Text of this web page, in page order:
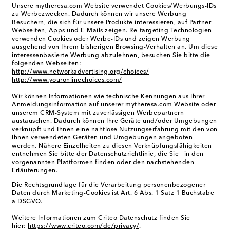
Unsere mytheresa.com Website verwendet Cookies/Werbungs-IDs
zu Werbezwecken. Dadurch können wir unsere Werbung
Besuchern, die sich für unsere Produkte interessieren, auf Partner-
Webseiten, Apps und E-Mails zeigen. Re-targeting-Technologien
verwenden Cookies oder Werbe-IDs und zeigen Werbung
ausgehend von Ihrem bisherigen Browsing-Verhalten an. Um diese
interessenbasierte Werbung abzulehnen, besuchen Sie bitte die
folgenden Webseiten:
http://www.networkadvertising.org/choices/
http://www.youronlinechoices.com/
Wir können Informationen wie technische Kennungen aus Ihrer
Anmeldungsinformation auf unserer mytheresa.com Website oder
unserem CRM-System mit zuverlässigen Werbepartnern
austauschen. Dadurch können Ihre Geräte und/oder Umgebungen
verknüpft und Ihnen eine nahtlose Nutzungserfahrung mit den von
Ihnen verwendeten Geräten und Umgebungen angeboten
werden. Nähere Einzelheiten zu diesen Verknüpfungsfähigkeiten
entnehmen Sie bitte der Datenschutzrichtlinie, die Sie in den
vorgenannten Plattformen finden oder den nachstehenden
Erläuterungen.
Die Rechtsgrundlage für die Verarbeitung personenbezogener
Daten durch Marketing-Cookies ist Art. 6 Abs. 1 Satz 1 Buchstabe
a DSGVO.
Weitere Informationen zum Criteo Datenschutz finden Sie
hier: https://www.criteo.com/de/privacy/.